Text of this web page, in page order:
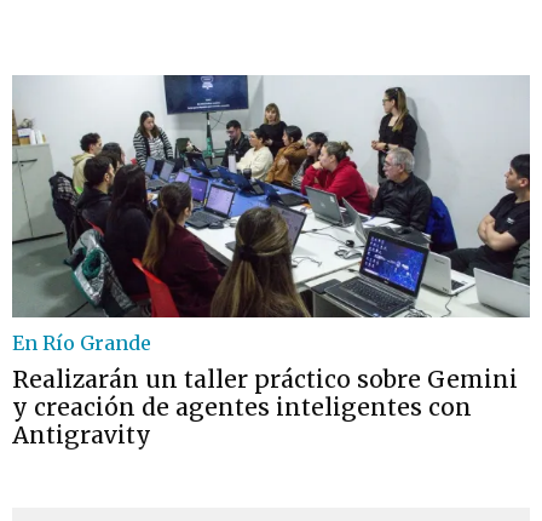
En Río Grande
Realizarán un taller práctico sobre Gemini
y creación de agentes inteligentes con
Antigravity